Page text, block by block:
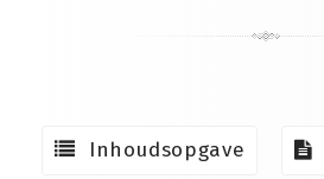
Inhoudsopgave